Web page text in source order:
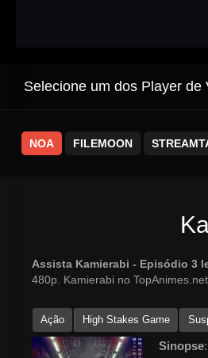
Selecione um dos Player de
NOA FILEMOON
Assista Kamierabi - Episódio 3
480p. Kamierabi no TopAnimes.net
Ação High Stakes Game
Sinopse: